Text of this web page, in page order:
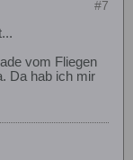
#7
vom Fliegen
Da hab ich mir